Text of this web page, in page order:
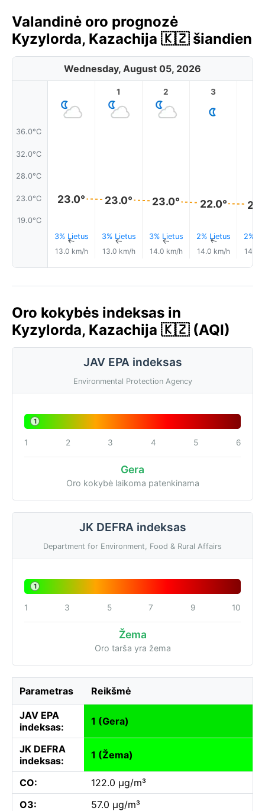
Valandinė oro prognozė
Kyzylorda, Kazachija 🇰🇿 šiandien
Wednesday, August 05, 2026
36.0°C
32.0°C
28.0°C
23.0°C
19.0°C
23.0°
3% Lietus
↑
13.0 km/h
1
23.0°
3% Lietus
↑
13.0 km/h
2
23.0°
3% Lietus
↑
14.0 km/h
3
22.0°
2% Lietus
↑
14.0 km/h
2%
14.0
Oro kokybės indeksas in
Kyzylorda, Kazachija 🇰🇿 (AQI)
JAV EPA indeksas
Environmental Protection Agency
1
1 2 3 4 5 6
Gera
Oro kokybė laikoma patenkinama
JK DEFRA indeksas
Department for Environment, Food & Rural Affairs
1
1 3 5 7 9 10
Žema
Oro tarša yra žema
Parametras Reikšmė
JAV EPA
indeksas:
1 (Gera)
JK DEFRA
indeksas:
1 (Žema)
CO:
122.0 µg/m³
O3:
57.0 µg/m³